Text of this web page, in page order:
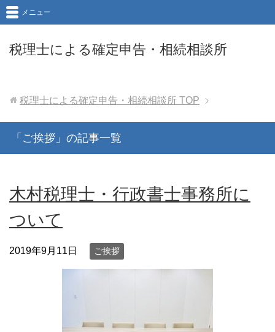
税理士による確定申告・相続相談所
メニュー
税理士による確定申告・相続相談所 TOP
「ご挨拶」の記事一覧
木村税理士・行政書士事務所に
ついて
2019年9月11日 ご挨拶